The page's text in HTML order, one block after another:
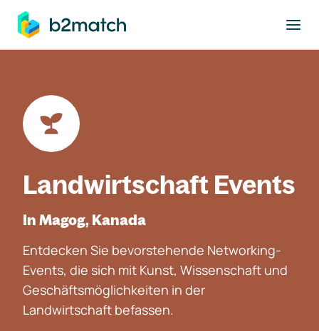
springen
Landwirtschaft Events
In Magog, Kanada
Entdecken Sie bevorstehende Networking-
Events, die sich mit Kunst, Wissenschaft und
Geschäftsmöglichkeiten in der
Landwirtschaft befassen.